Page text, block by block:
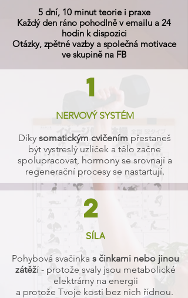
5 dní, 10 minut teorie i praxe
Každý den ráno pohodlně v emailu a 24
hodin k dispozici
Otázky, zpětné vazby a společná motivace
ve skupině na FB
1
NERVOVÝ SYSTÉM
Díky somatickým cvičením přestaneš
být vystreslý uzlíček a tělo začne
spolupracovat, hormony se srovnají a
regenerační procesy se nastartují.
2
SÍLA
Pohybová svačinka s činkami nebo jinou
zátěží - protože svaly jsou metabolické
elektrárny na energii
a protože Tvoje kosti bez nich řídnou.